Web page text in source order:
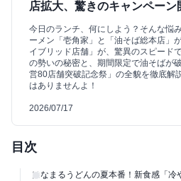
店拡大、驚きのキャンペーン
今日のランチ、何にしよう？そんな悩
ーメン「壱角家」と「油そば総本店」
イブリッド店舗」が、驚異のスピード
の勢いの秘密と、期間限定で油そばが
営80店舗突破記念祭」の全貌を徹底解
はありませんよ！
2026/07/17
目次
はなまるうどんの夏本番！新食感「冷